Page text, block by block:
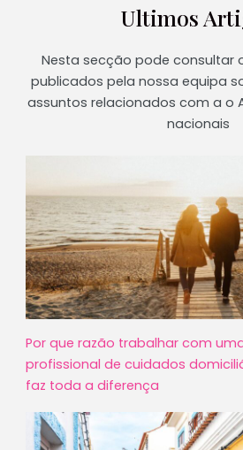
Ultimos
Nesta secção pode consultar
publicados pela nossa equipa
assuntos relacionados com a o
nacionais
Por que razão trabalhar com
profissional de cuidados
faz toda a diferença